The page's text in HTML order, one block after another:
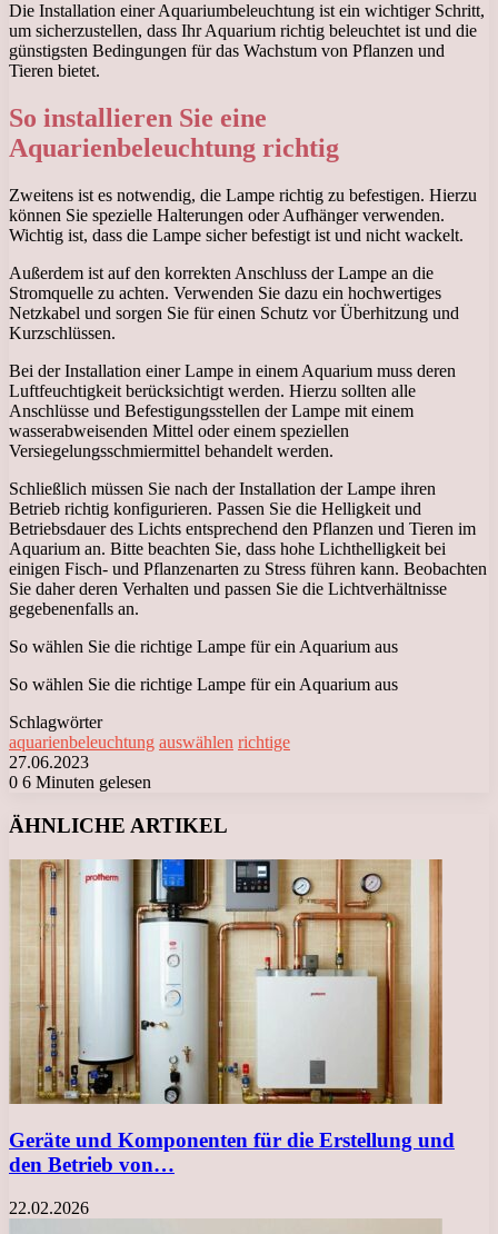
Die Installation einer Aquariumbeleuchtung ist ein wichtiger Schritt,
um sicherzustellen, dass Ihr Aquarium richtig beleuchtet ist und die
günstigsten Bedingungen für das Wachstum von Pflanzen und
Tieren bietet.
So installieren Sie eine
Aquarienbeleuchtung richtig
Zweitens ist es notwendig, die Lampe richtig zu befestigen. Hierzu
können Sie spezielle Halterungen oder Aufhänger verwenden.
Wichtig ist, dass die Lampe sicher befestigt ist und nicht wackelt.
Außerdem ist auf den korrekten Anschluss der Lampe an die
Stromquelle zu achten. Verwenden Sie dazu ein hochwertiges
Netzkabel und sorgen Sie für einen Schutz vor Überhitzung und
Kurzschlüssen.
Bei der Installation einer Lampe in einem Aquarium muss deren
Luftfeuchtigkeit berücksichtigt werden. Hierzu sollten alle
Anschlüsse und Befestigungsstellen der Lampe mit einem
wasserabweisenden Mittel oder einem speziellen
Versiegelungsschmiermittel behandelt werden.
Schließlich müssen Sie nach der Installation der Lampe ihren
Betrieb richtig konfigurieren. Passen Sie die Helligkeit und
Betriebsdauer des Lichts entsprechend den Pflanzen und Tieren im
Aquarium an. Bitte beachten Sie, dass hohe Lichthelligkeit bei
einigen Fisch- und Pflanzenarten zu Stress führen kann. Beobachten
Sie daher deren Verhalten und passen Sie die Lichtverhältnisse
gegebenenfalls an.
So wählen Sie die richtige Lampe für ein Aquarium aus
So wählen Sie die richtige Lampe für ein Aquarium aus
Schlagwörter
aquarienbeleuchtung auswählen richtige
27.06.2023
0 6 Minuten gelesen
ÄHNLICHE ARTIKEL
Geräte und Komponenten für die Erstellung und
den Betrieb von…
22.02.2026